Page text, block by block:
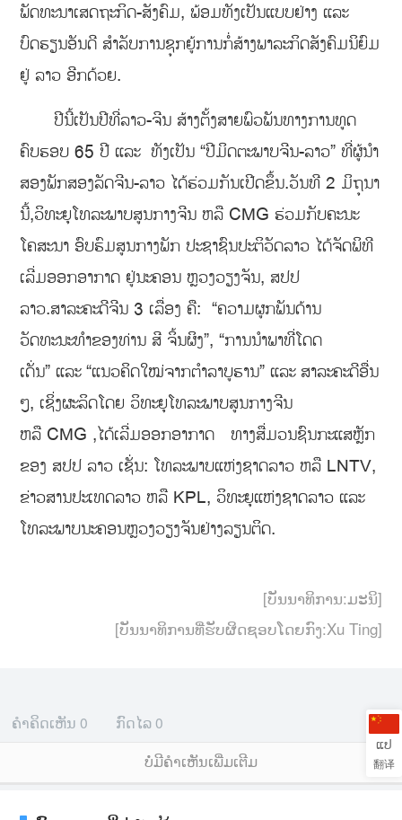
ພັດທະນາເສດຖະກິດ-ສັງຄົມ, ພ້ອມທັງເປັນແບບຢ່າງ ແລະ
ບົດຮຽນອັນດີ ສຳລັບການຊຸກຍູ້ການກໍ່ສ້າງພາລະກິດສັງຄົມນິຍົມ
ຢູ່ ລາວ ອີກດ້ວຍ.
ປີນີ້ເປັນປີທີ່ລາວ-ຈີນ ສ້າງຕັ້ງສາຍພົວພັນທາງການທູດ
ຄົບຮອບ 65 ປີ ແລະ ທັງເປັນ “ປີມິດຕະພາບຈີນ-ລາວ” ທີ່ຜູ້ນຳ
ສອງພັກສອງລັດຈີນ-ລາວ ໄດ້ຮ່ວມກັນເປີດຂຶ້ນ.ວັນທີ 2 ມິຖຸນາ
ນີ້,ວິທະຍຸໂທລະພາບສູນກາງຈີນ ຫລື CMG ຮ່ວມກັບຄະນະ
ໂຄສະນາ ອົບຮົມສູນກາງພັກ ປະຊາຊົນປະຕິວັດລາວ ໄດ້ຈັດພິທີ
ເລີ່ມອອກອາກາດ ຢູ່ນະຄອນ ຫຼວງວຽງຈັນ, ສປປ
ລາວ.ສາລະຄະດີຈີນ 3 ເລື່ອງ ຄື: “ຄວາມຜູກພັນດ້ານ
ວັດທະນະທຳຂອງທ່ານ ສີ ຈິ້ນຜິງ”, “ການນຳພາທີ່ໂດດ
ເດັ່ນ” ແລະ “ແນວຄິດໃໝ່ຈາກຕຳລາບູຮານ” ແລະ ສາລະຄະດີອື່ນ
ໆ, ເຊິ່ງຜະລິດໂດຍ ວິທະຍຸໂທລະພາບສູນກາງຈີນ
ຫລື CMG ,ໄດ້ເລີ່ມອອກອາກາດ ທາງສື່ມວນຊົນກະແສຫຼັກ
ຂອງ ສປປ ລາວ ເຊັ່ນ: ໂທລະພາບແຫ່ງຊາດລາວ ຫລື LNTV,
ຂ່າວສານປະເທດລາວ ຫລື KPL, ວິທະຍຸແຫ່ງຊາດລາວ ແລະ
ໂທລະພາບນະຄອນຫຼວງວຽງຈັນຢ່າງລຽນຕິດ.
[ບັນນາທິການ:ມະນິ]
[ບັນນາທິການທີ່ຮັບຜິດຊອບໂດຍກົງ:Xu Ting]
ຄຳຄິດເຫັນ 0 ກົດໄລ 0
ບໍ່ມີຄໍາເຫັນເພີ່ມເຕີມ
ແປ
翻译